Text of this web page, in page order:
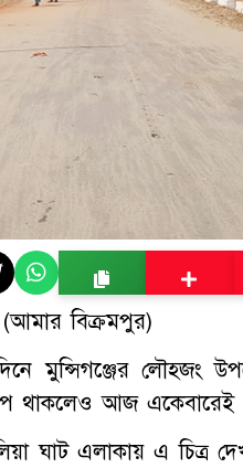
(আমার বিক্রমপুর)
মুন্সিগঞ্জের লৌহজং
থাকলেও আজ একেবারেই
ঘাট এলাকায় এ চিত্র